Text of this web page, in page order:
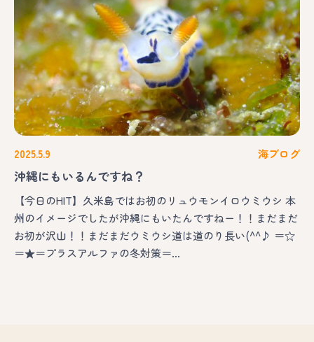
2025.5.9 海ブログ
沖縄にもいるんですね？
【今日のHIT】久米島ではお初のリュウモンイロウミウシ 本
州のイメージでしたが沖縄にもいたんですねー！！まだまだ
お初が沢山！！まだまだウミウシ道は道のり長い(^^♪ ＝☆
＝★＝プラスアルファの冬対策＝…